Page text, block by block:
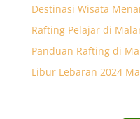
Destinasi Wisata
Rafting Pelajar di
Panduan Rafting di
Libur Lebaran 2024